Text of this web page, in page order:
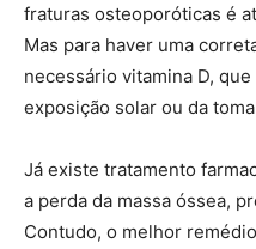
fraturas osteoporóticas é
Mas para haver uma
necessário vitamina D,
exposição solar ou da
Já existe tratamento
a perda da massa óssea,
Contudo, o melhor